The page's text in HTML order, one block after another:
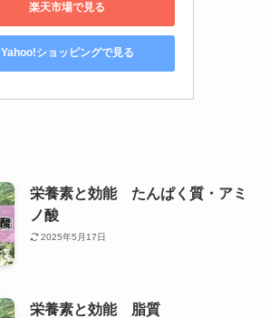
楽天市場で見る
Yahoo!ショッピングで見る
栄養素と効能 たんぱく質・アミ
ノ酸
2025年5月17日
栄養素と効能 脂質